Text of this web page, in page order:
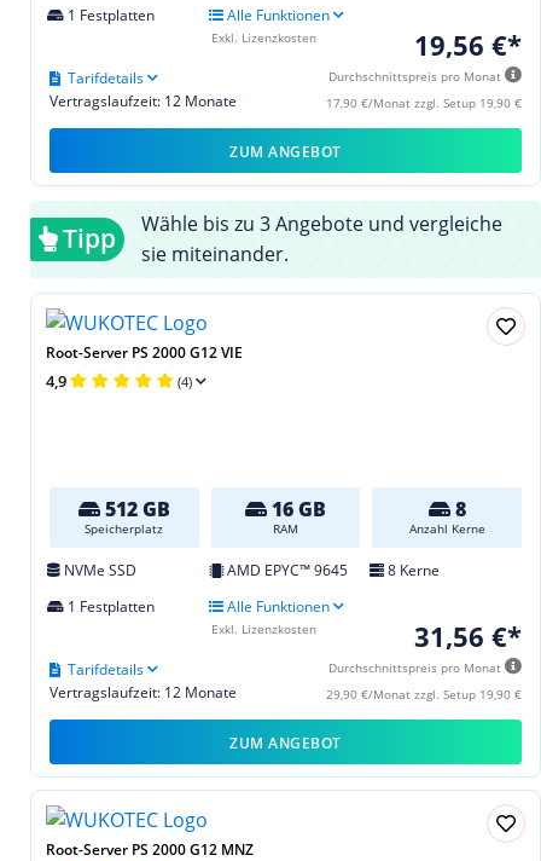
1 Festplatten
Alle Funktionen
19,56 €*
Durchschnittspreis pro Monat
17,90 €/Monat zzgl. Setup 19,90 €
Vertragslaufzeit: 12 Monate
Tarifdetails
Exkl. Lizenzkosten
ZUM ANGEBOT
Tipp
Wähle bis zu 3 Angebote und vergleiche
sie miteinander.
Root-Server PS 2000 G12 VIE
4,9 (4)
512 GB
Speicherplatz
16 GB
RAM
8
Anzahl Kerne
NVMe SSD AMD EPYC™ 9645
8 Kerne
1 Festplatten
Alle Funktionen
31,56 €*
Durchschnittspreis pro Monat
29,90 €/Monat zzgl. Setup 19,90 €
Vertragslaufzeit: 12 Monate
Tarifdetails
Exkl. Lizenzkosten
ZUM ANGEBOT
Root-Server PS 2000 G12 MNZ